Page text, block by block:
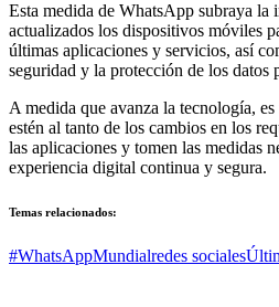
Esta medida de WhatsApp subraya la
actualizados los dispositivos móviles
últimas aplicaciones y servicios, así
seguridad y la protección de los datos
A medida que avanza la tecnología,
estén al tanto de los cambios en los
las aplicaciones y tomen las medidas
experiencia digital continua y segura.
Temas relacionados:
#WhatsAppMundialredes sociales